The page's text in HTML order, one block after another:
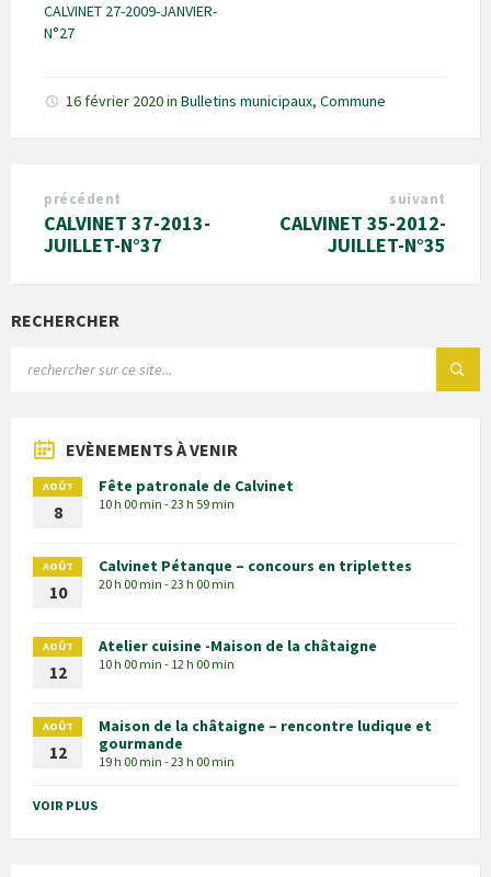
CALVINET 27-2009-JANVIER-
N°27
16 février 2020in Bulletins municipaux, Commune
précédent
CALVINET 37-2013-
JUILLET-N°37
suivant
CALVINET 35-2012-
JUILLET-N°35
RECHERCHER
EVÈNEMENTS À VENIR
AOÛT
8
Fête patronale de Calvinet
10 h 00 min - 23 h 59 min
AOÛT
10
Calvinet Pétanque – concours en triplettes
20 h 00 min - 23 h 00 min
AOÛT
12
Atelier cuisine -Maison de la châtaigne
10 h 00 min - 12 h 00 min
AOÛT
12
Maison de la châtaigne – rencontre ludique et
gourmande
19 h 00 min - 23 h 00 min
VOIR PLUS